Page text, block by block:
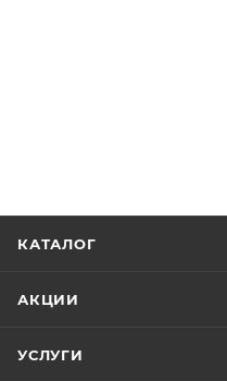
КАТАЛОГ
АКЦИИ
УСЛУГИ